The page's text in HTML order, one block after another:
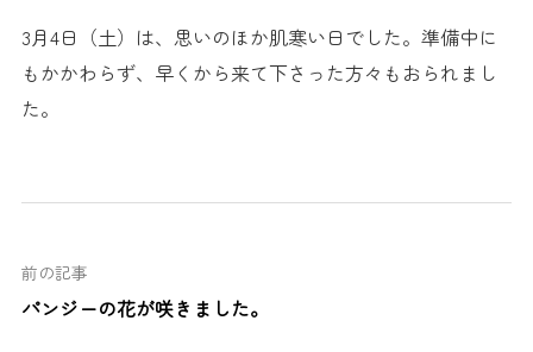
3月4日（土）は、思いのほか肌寒い日でした。準備中に
もかかわらず、早くから来て下さった方々もおられまし
た。
前の記事
パンジーの花が咲きました。